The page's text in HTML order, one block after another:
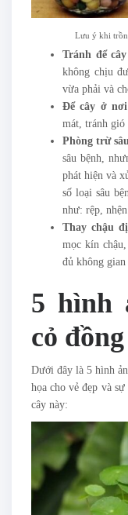
Lưu ý khi
Tránh để
không chịu
vừa phải và
Để cây ở
mát, tránh gió
Phòng trừ
sâu bệnh,
phát hiện và
số loại sâu
như: rệp,
Thay chậu
mọc kín
đủ không gian
5 hình
cỏ
Dưới đây là 5 hình
họa cho vẻ đẹp và
cây này: